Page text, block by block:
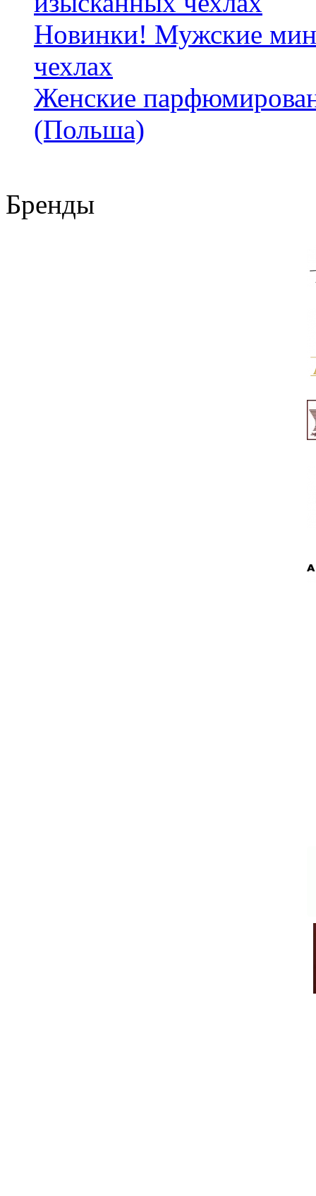
Новинки! Мужские
чехлах
Женские
(Польша)
Бренды